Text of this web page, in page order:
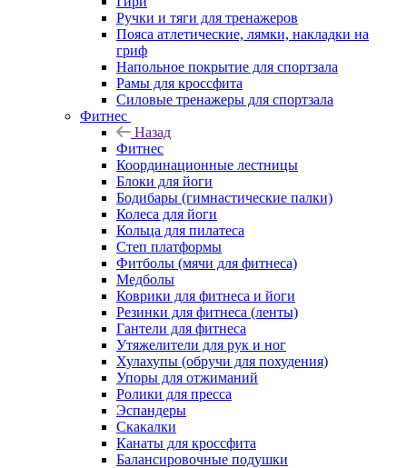
Ручки и тяги для тренажеров
Пояса атлетические, лямки, накладки на
гриф
Напольное покрытие для спортзала
Рамы для кроссфита
Силовые тренажеры для спортзала
Фитнес
Назад
Фитнес
Координационные лестницы
Блоки для йоги
Бодибары (гимнастические палки)
Колеса для йоги
Кольца для пилатеса
Степ платформы
Фитболы (мячи для фитнеса)
Медболы
Коврики для фитнеса и йоги
Резинки для фитнеса (ленты)
Гантели для фитнеса
Утяжелители для рук и ног
Хулахупы (обручи для похудения)
Упоры для отжиманий
Ролики для пресса
Эспандеры
Скакалки
Канаты для кроссфита
Балансировочные подушки